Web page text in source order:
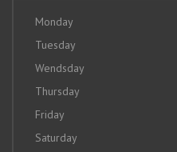
Monday
Tuesday
Wendsday
Thursday
Friday
Saturday